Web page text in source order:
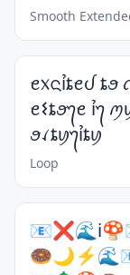
Smooth
ꫀ᥊ᨶỉȶꫀᦔ
ꫀ𐌔ȶꪮ᭢ꫀ ỉ᭢
ꪮꪹȶꪗ᭢ỉȶꪗ
Loop